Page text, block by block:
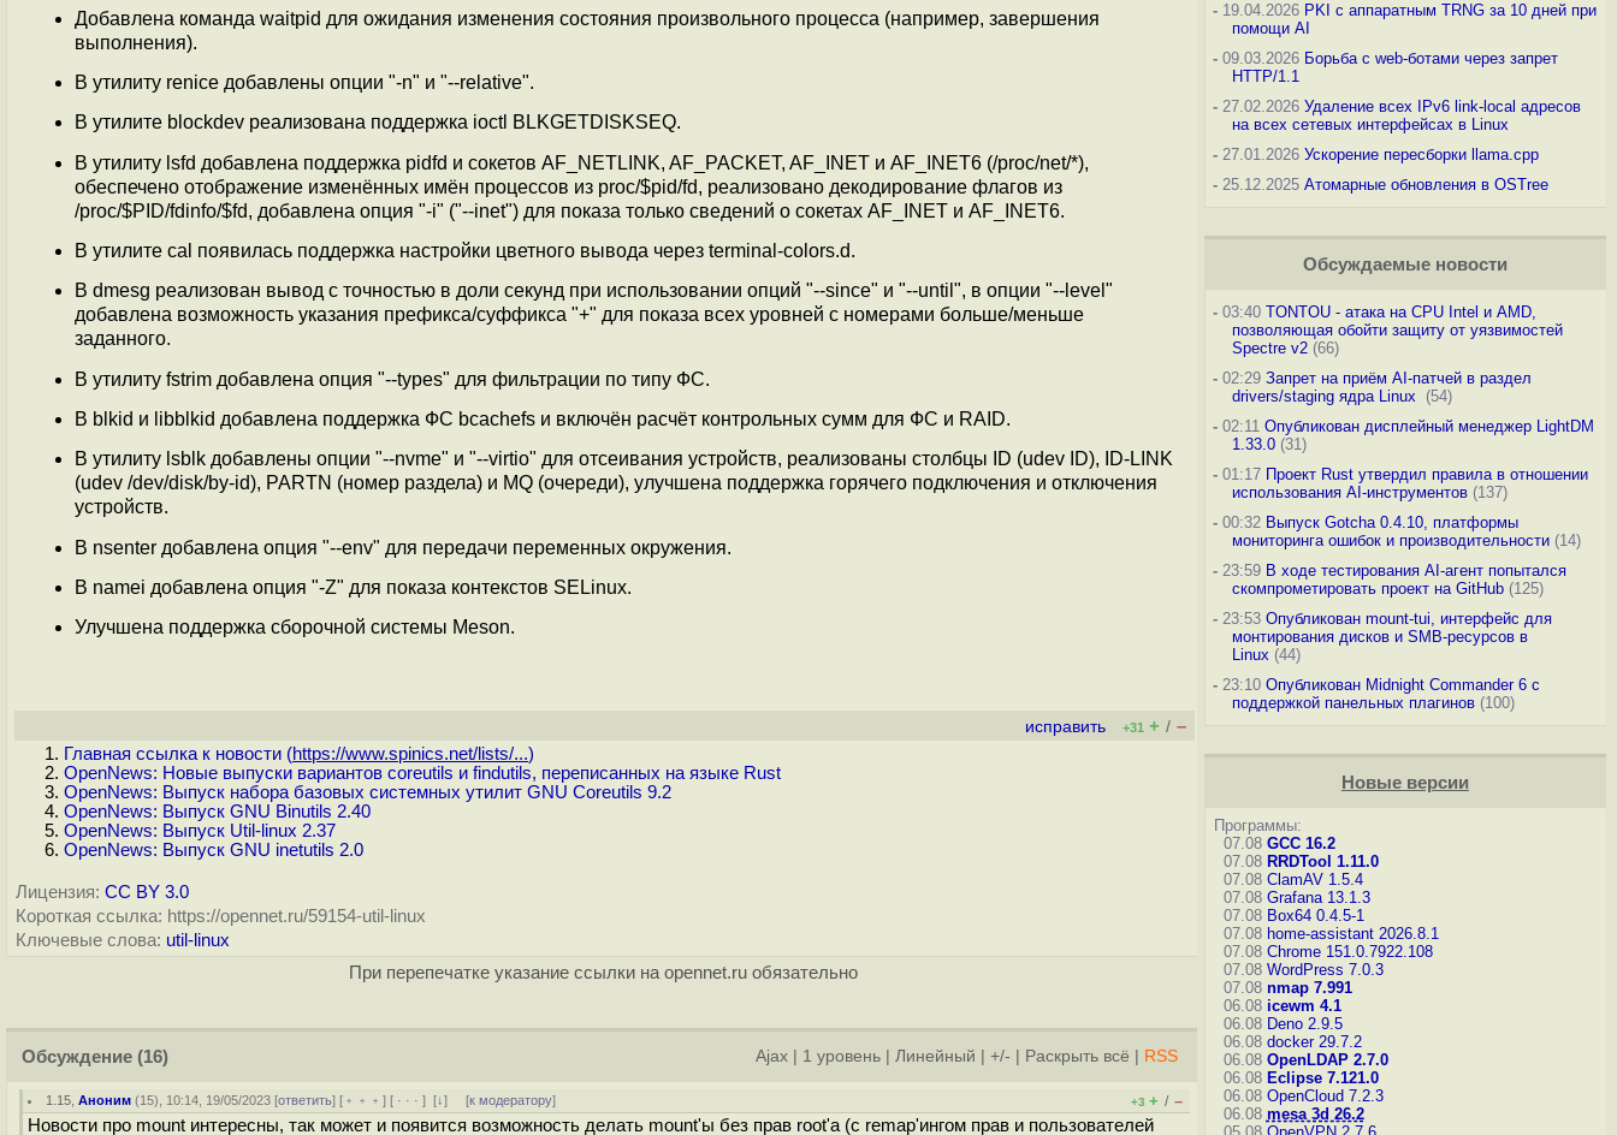
Добавлена команда waitpid для ожидания изменения состояния произвольного процесса (например, завершения
выполнения).
В утилиту renice добавлены опции "-n" и "--relative".
В утилите blockdev реализована поддержка ioctl BLKGETDISKSEQ.
В утилиту lsfd добавлена поддержка pidfd и сокетов AF_NETLINK, AF_PACKET, AF_INET и AF_INET6 (/proc/net/*),
обеспечено отображение изменённых имён процессов из proc/$pid/fd, реализовано декодирование флагов из
/proc/$PID/fdinfo/$fd, добавлена опция "-i" ("--inet") для показа только сведений о сокетах AF_INET и AF_INET6.
В утилите cal появилась поддержка настройки цветного вывода через terminal-colors.d.
В dmesg реализован вывод с точностью в доли секунд при использовании опций "--since" и "--until", в опции "--level"
добавлена возможность указания префикса/суффикса "+" для показа всех уровней с номерами больше/меньше
заданного.
В утилиту fstrim добавлена опция "--types" для фильтрации по типу ФС.
В blkid и libblkid добавлена поддержка ФС bcachefs и включён расчёт контрольных сумм для ФС и RAID.
В утилиту lsblk добавлены опции "--nvme" и "--virtio" для отсеивания устройств, реализованы столбцы ID (udev ID), ID-LINK
(udev /dev/disk/by-id), PARTN (номер раздела) и MQ (очереди), улучшена поддержка горячего подключения и отключения
устройств.
В nsenter добавлена опция "--env" для передачи переменных окружения.
В namei добавлена опция "-Z" для показа контекстов SELinux.
Улучшена поддержка сборочной системы Meson.
исправить +31 + / –
Главная ссылка к новости (https://www.spinics.net/lists/...)
OpenNews: Новые выпуски вариантов coreutils и findutils, переписанных на языке Rust
OpenNews: Выпуск набора базовых системных утилит GNU Coreutils 9.2
OpenNews: Выпуск GNU Binutils 2.40
OpenNews: Выпуск Util-linux 2.37
OpenNews: Выпуск GNU inetutils 2.0
Лицензия: CC BY 3.0
Короткая ссылка: https://opennet.ru/59154-util-linux
Ключевые слова: util-linux
При перепечатке указание ссылки на opennet.ru обязательно
Обсуждение (16) Ajax 1 уровень Линейный +/- Раскрыть всё RSS
1.15 ,Аноним (15), 10:14, 19/05/2023 [ответить] [ ﹢﹢﹢] [ · · ·][↓] [к модератору] +3 + / –
Новости про mount интересны, так может и появится возможность делать mount'ы без прав root'а (с remap'ингом прав и пользователей
-19.04.2026 PKI с аппаратным TRNG за 10 дней при
помощи AI
-09.03.2026 Борьба с web-ботами через запрет
HTTP/1.1
-27.02.2026 Удаление всех IPv6 link-local адресов
на всех сетевых интерфейсах в Linux
-27.01.2026 Ускорение пересборки llama.cpp
-25.12.2025 Атомарные обновления в OSTree
Обсуждаемые новости
-03:40 TONTOU - атака на CPU Intel и AMD,
позволяющая обойти защиту от уязвимостей
Spectre v2(66)
-02:29 Запрет на приём AI-патчей в раздел
drivers/staging ядра Linux
(54)
-02:11 Опубликован дисплейный менеджер LightDM
1.33.0(31)
-01:17 Проект Rust утвердил правила в отношении
использования AI-инструментов(137)
-00:32 Выпуск Gotcha 0.4.10, платформы
мониторинга ошибок и производительности(14)
-23:59 В ходе тестирования AI-агент попытался
скомпрометировать проект на GitHub(125)
-23:53 Опубликован mount-tui, интерфейс для
монтирования дисков и SMB-ресурсов в
Linux (44)
-23:10 Опубликован Midnight Commander 6 c
поддержкой панельных плагинов(100)
Новые версии
Программы:
07.08 GCC 16.2
07.08 RRDTool 1.11.0
07.08 ClamAV 1.5.4
07.08 Grafana 13.1.3
07.08 Box64 0.4.5-1
07.08 home-assistant 2026.8.1
07.08 Chrome 151.0.7922.108
07.08 WordPress 7.0.3
07.08 nmap 7.991
06.08 icewm 4.1
06.08 Deno 2.9.5
06.08 docker 29.7.2
06.08 OpenLDAP 2.7.0
06.08 Eclipse 7.121.0
06.08 OpenCloud 7.2.3
06.08 mesa 3d 26.2